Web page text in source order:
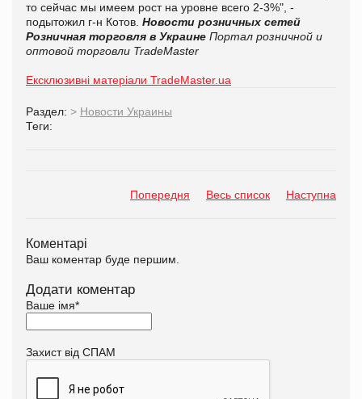
то сейчас мы имеем рост на уровне всего 2-3%", -
подытожил г-н Котов. Новости розничных сетей
Розничная торговля в Украине Портал розничной и
оптовой торговли TradeMaster
Ексклюзивні матеріали TradeMaster.ua
Раздел: > Новости Украины
Теги:
Попередня Весь список Наступна
Коментарі
Ваш коментар буде першим.
Додати коментар
Ваше імя*
Захист від СПАМ